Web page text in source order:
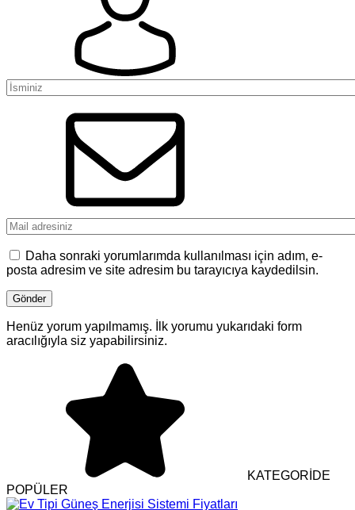
Daha sonraki yorumlarımda kullanılması için adım, e-
posta adresim ve site adresim bu tarayıcıya kaydedilsin.
Henüz yorum yapılmamış. İlk yorumu yukarıdaki form
aracılığıyla siz yapabilirsiniz.
KATEGORİDE
POPÜLER